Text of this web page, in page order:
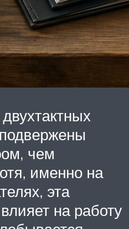
чем
именно на
эта
на работу